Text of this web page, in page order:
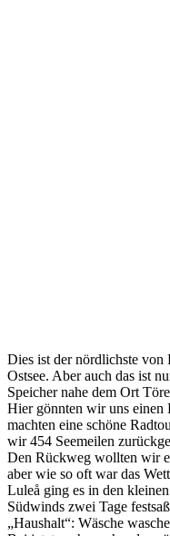
Dies ist der nördlichste
Ostsee. Aber auch das ist
Speicher nahe dem Ort
Hier gönnten wir uns einen
machten eine schöne
wir 454 Seemeilen
Den Rückweg wollten wir
aber wie so oft war das
Luleå ging es in den
Südwinds zwei Tage
„Haushalt“: Wäsche